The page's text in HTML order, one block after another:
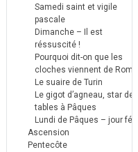
Samedi saint et vigile
pascale
Dimanche – Il est
réssuscité !
Pourquoi dit-on que les
cloches viennent de Rome ?
Le suaire de Turin
Le gigot d’agneau, star des
tables à Pâques
Lundi de Pâques – jour férié
Ascension
Pentecôte